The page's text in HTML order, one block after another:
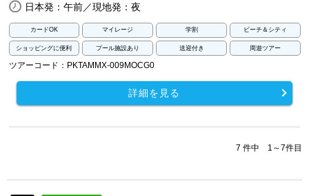
日本発：午前／現地発：夜
カードOK マイレージ 学割 ビーチ＆シティ
ショッピングに便利 プール施設あり 送迎付き 周遊ツアー
ツアーコード：PKTAMMX-009MOCG0
詳細を見る
7 件中 1～7件目